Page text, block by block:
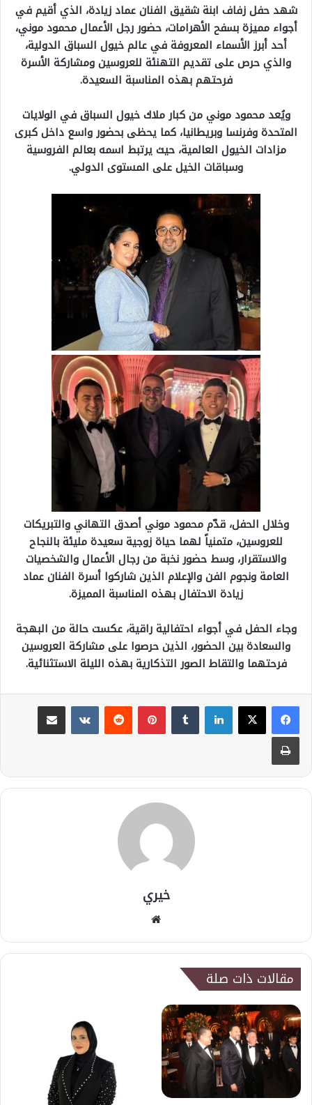
شهد حفل زفاف ابنة شقيق الفنان عماد زيادة، الذي أقيم في
أجواء مميزة بسفح الأهرامات، حضور رجل الأعمال محمود موني،
أحد أبرز الأسماء المعروفة في عالم خيول السباق الدولية،
والذي حرص على تقديم التهنئة للعروسين ومشاركة الأسرة
فرحتهم بهذه المناسبة السعيدة.
ويُعد محمود موني من كبار ملاك خيول السباق في الولايات
المتحدة وفرنسا وبريطانيا، كما يحظى بحضور واسع داخل كبرى
مزادات الخيول العالمية، حيث يرتبط اسمه بعالم الفروسية
وسباقات الخيل على المستوى الدولي.
وخلال الحفل، قدّم محمود موني أصدق التهاني والتبريكات
للعروسين، متمنياً لهما حياة زوجية سعيدة مليئة بالنجاح
والاستقرار، وسط حضور نخبة من رجال الأعمال والشخصيات
العامة ونجوم الفن والإعلام الذين شاركوا أسرة الفنان عماد
زيادة الاحتفال بهذه المناسبة المميزة.
وجاء الحفل في أجواء احتفالية راقية، عكست حالة من البهجة
والسعادة بين الحضور، الذين حرصوا على مشاركة العروسين
فرحتهما والتقاط الصور التذكارية بهذه الليلة الاستثنائية.
لينكدإن بينتيريست
مشاركة عبر البريد
طباعة
خيري
مقالات ذات صلة